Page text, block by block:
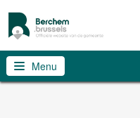
Menu